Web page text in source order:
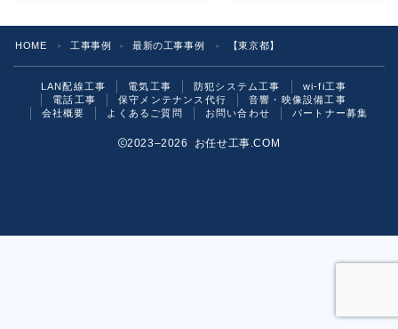
HOME ＞ 工事事例 ＞ 最新の工事事例 ＞ 【東京都】
LAN配線工事 電気工事 防犯システム工事
wi-fi工事
電話工事
保守メンテナンス代行
音響・映像設備工事
会社概要
よくあるご質問 お問い合わせ パートナー募集
2023–2026 お任せ工事.COM